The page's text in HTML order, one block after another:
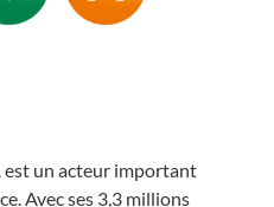
est un acteur important
Avec ses 3,3 millions